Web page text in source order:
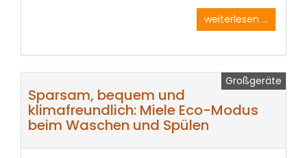
weiterlesen ...
Großgeräte
Sparsam, bequem und
klimafreundlich: Miele Eco-Modus
beim Waschen und Spülen